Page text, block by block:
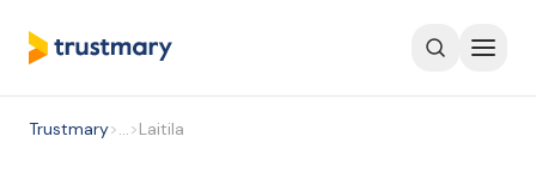
Trustmary>…>Laitila